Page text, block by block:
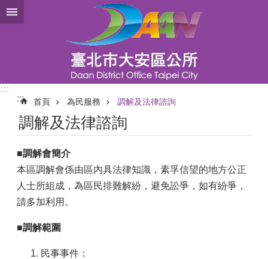
跳到主要內容區塊
:::
:::
首頁 為民服務 調解及法律諮詢
調解及法律諮詢
■調解會簡介
本區調解會係由區內具法律知識，素孚信望的地方公正
人士所組成，為區民排難解紛，避免訟爭，如有紛爭，
請多加利用。
■調解範圍
民事事件：